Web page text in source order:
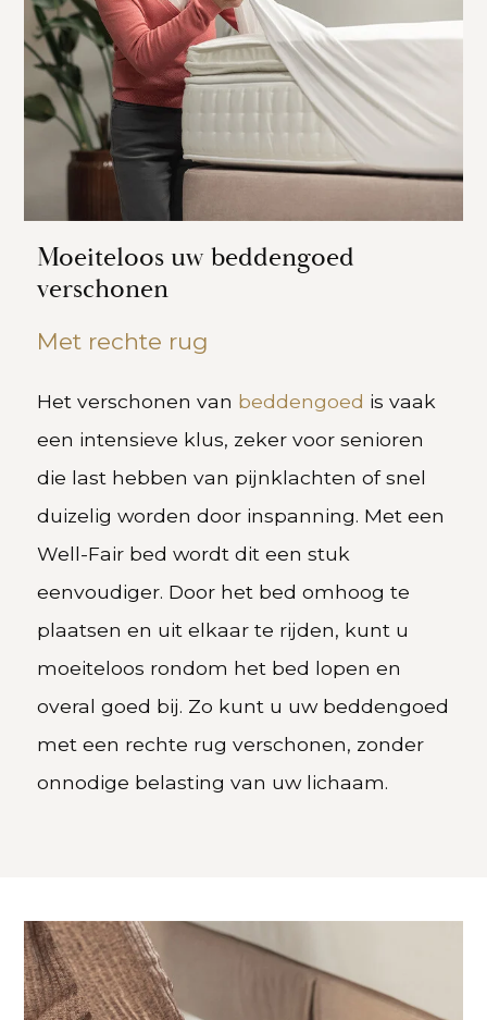
Moeiteloos uw beddengoed
verschonen
Met rechte rug
Het verschonen van beddengoed is vaak
een intensieve klus, zeker voor senioren
die last hebben van pijnklachten of snel
duizelig worden door inspanning. Met een
Well-Fair bed wordt dit een stuk
eenvoudiger. Door het bed omhoog te
plaatsen en uit elkaar te rijden, kunt u
moeiteloos rondom het bed lopen en
overal goed bij. Zo kunt u uw beddengoed
met een rechte rug verschonen, zonder
onnodige belasting van uw lichaam.